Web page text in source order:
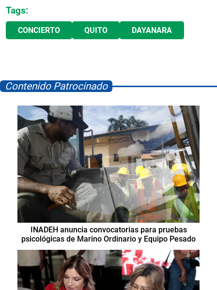
Tags:
CONCIERTO QUITO DAYANARA
Contenido Patrocinado
INADEH anuncia convocatorias para pruebas
psicológicas de Marino Ordinario y Equipo Pesado